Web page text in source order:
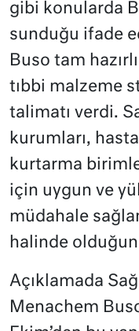
gibi konularda
sunduğu ifade
Buso tam
tıbbi malzeme
talimatı verdi.
kurumları,
kurtarma
için uygun ve
müdahale
halinde
Açıklamada
Menachem